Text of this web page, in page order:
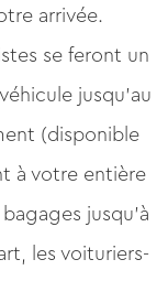
arrivée.
se feront un
jusqu’au
(disponible
à votre entière
jusqu’à
les voituriers-